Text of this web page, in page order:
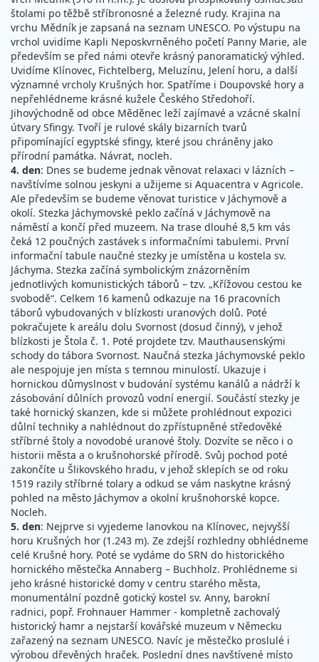
štolami po těžbě stříbronosné a železné rudy. Krajina na
vrchu Mědník je zapsaná na seznam UNESCO. Po výstupu na
vrchol uvidíme Kapli Neposkvrněného početí Panny Marie, ale
především se před námi otevře krásný panoramatický výhled.
Uvidíme Klínovec, Fichtelberg, Meluzínu, Jelení horu, a další
významné vrcholy Krušných hor. Spatříme i Doupovské hory a
nepřehlédneme krásné kužele Českého Středohoří.
Jihovýchodně od obce Měděnec leží zajímavé a vzácné skalní
útvary Sfingy. Tvoří je rulové skály bizarních tvarů
připomínající egyptské sfingy, které jsou chráněny jako
přírodní památka. Návrat, nocleh.
4. den: Dnes se budeme jednak věnovat relaxaci v lázních –
navštívíme solnou jeskyni a užijeme si Aquacentra v Agricole.
Ale především se budeme věnovat turistice v Jáchymově a
okolí. Stezka Jáchymovské peklo začíná v Jáchymově na
náměstí a končí před muzeem. Na trase dlouhé 8,5 km vás
čeká 12 poučných zastávek s informačními tabulemi. První
informační tabule naučné stezky je umístěna u kostela sv.
Jáchyma. Stezka začíná symbolickým znázorněním
jednotlivých komunistických táborů – tzv. „Křížovou cestou ke
svobodě“. Celkem 16 kamenů odkazuje na 16 pracovních
táborů vybudovaných v blízkosti uranových dolů. Poté
pokračujete k areálu dolu Svornost (dosud činný), v jehož
blízkosti je Štola č. 1. Poté projdete tzv. Mauthausenskými
schody do tábora Svornost. Naučná stezka Jáchymovské peklo
ale nespojuje jen místa s temnou minulostí. Ukazuje i
hornickou důmyslnost v budování systému kanálů a nádrží k
zásobování důlních provozů vodní energií. Součástí stezky je
také hornický skanzen, kde si můžete prohlédnout expozici
důlní techniky a nahlédnout do zpřístupněné středověké
stříbrné štoly a novodobé uranové štoly. Dozvíte se něco i o
historii města a o krušnohorské přírodě. Svůj pochod poté
zakončíte u Šlikovského hradu, v jehož sklepích se od roku
1519 razily stříbrné tolary a odkud se vám naskytne krásný
pohled na město Jáchymov a okolní krušnohorské kopce.
Nocleh.
5. den: Nejprve si vyjedeme lanovkou na Klínovec, nejvyšší
horu Krušných hor (1.243 m). Ze zdejší rozhledny obhlédneme
celé Krušné hory. Poté se vydáme do SRN do historického
hornického městečka Annaberg – Buchholz. Prohlédneme si
jeho krásné historické domy v centru starého města,
monumentální pozdně gotický kostel sv. Anny, barokní
radnici, popř. Frohnauer Hammer - kompletně zachovalý
historický hamr a nejstarší kovářské muzeum v Německu
zařazený na seznam UNESCO. Navíc je městečko proslulé i
výrobou dřevěných hraček. Poslední dnes navštívené místo